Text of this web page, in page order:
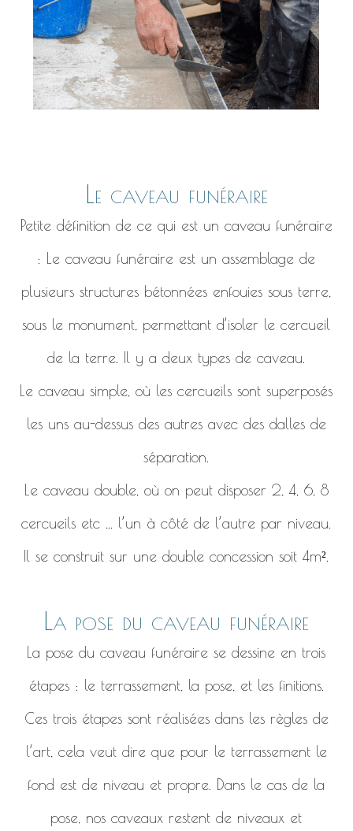
Le caveau funéraire
Petite définition de ce qui est un caveau funéraire
: Le caveau funéraire est un assemblage de
plusieurs structures bétonnées enfouies sous terre,
sous le monument, permettant d’isoler le cercueil
de la terre. Il y a deux types de caveau.
Le caveau simple, où les cercueils sont superposés
les uns au-dessus des autres avec des dalles de
séparation.
Le caveau double, où on peut disposer 2, 4, 6, 8
cercueils etc ... l’un à côté de l’autre par niveau.
Il se construit sur une double concession soit 4m².
La pose du caveau funéraire
La pose du caveau funéraire se dessine en trois
étapes : le terrassement, la pose, et les finitions.
Ces trois étapes sont réalisées dans les règles de
l’art, cela veut dire que pour le terrassement le
fond est de niveau et propre. Dans le cas de la
pose, nos caveaux restent de niveaux et